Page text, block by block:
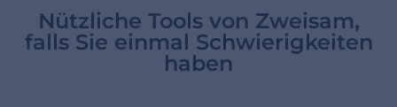
Nützliche Tools von Zweisam,
falls Sie einmal Schwierigkeiten
haben